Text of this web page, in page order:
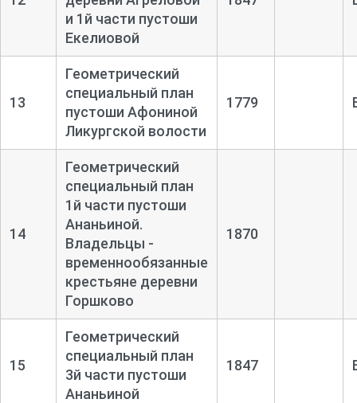
и 1й части пустоши
Екелиовой
13
Геометрический
специальный план
пустоши Афониной
Ликургской волости
1779
14
Геометрический
специальный план
1й части пустоши
Ананьиной.
Владельцы -
временнообязанные
крестьяне деревни
Горшково
1870
15
Геометрический
специальный план
3й части пустоши
Ананьиной
1847